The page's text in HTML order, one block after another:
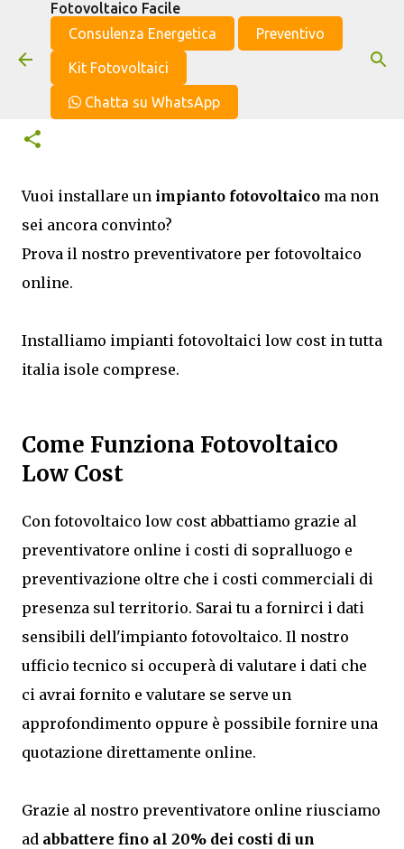
Passa ai contenuti principali
Fotovoltaico Facile
Consulenza Energetica
Preventivo
Kit Fotovoltaici
Chatta su WhatsApp
Fotovoltaico Low Cost
Vuoi installare un impianto fotovoltaico ma non
sei ancora convinto?
Prova il nostro preventivatore per fotovoltaico
online.
Installiamo impianti fotovoltaici low cost in tutta
italia isole comprese.
Come Funziona Fotovoltaico
Low Cost
Con fotovoltaico low cost abbattiamo grazie al
preventivatore online i costi di sopralluogo e
preventivazione oltre che i costi commerciali di
presenza sul territorio. Sarai tu a fornirci i dati
sensibili dell'impianto fotovoltaico. Il nostro
ufficio tecnico si occuperà di valutare i dati che
ci avrai fornito e valutare se serve un
approfondimento oppure è possibile fornire una
quotazione direttamente online.
Grazie al nostro preventivatore online riusciamo
ad abbattere fino al 20% dei costi di un